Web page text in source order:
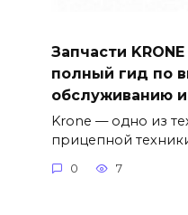
Запчасти
полный гид по
обслуживанию
Krone — одно из
прицепной
0 7